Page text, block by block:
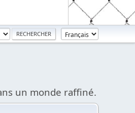
un monde raffiné.